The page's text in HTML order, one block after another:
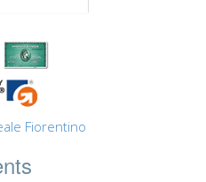
Fiorentino